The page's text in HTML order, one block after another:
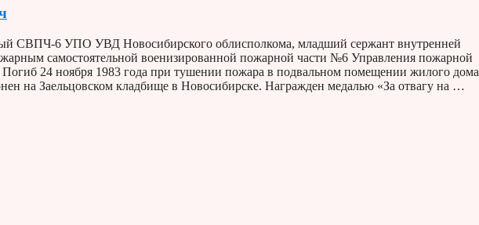
СВПЧ-6 УПО УВД Новосибирского облисполкома, младший сержант внутренней
самостоятельной военизированной пожарной части №6 Управления пожарной
24 ноября 1983 года при тушении пожара в подвальном помещении жилого дома
на Заельцовском кладбище в Новосибирске. Награжден медалью «За отвагу на …